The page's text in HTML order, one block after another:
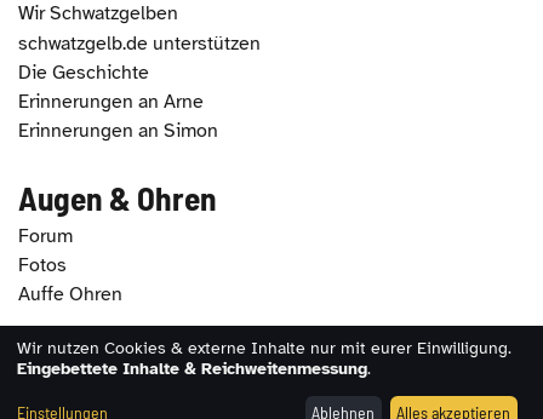
Wir Schwatzgelben
schwatzgelb.de unterstützen
Die Geschichte
Erinnerungen an Arne
Erinnerungen an Simon
Augen & Ohren
Forum
Fotos
Auffe Ohren
2026 - schwatzgelb.de |Impressum|Datenschutz
Wir nutzen Cookies & externe Inhalte nur mit eurer Einwilligung.
Eingebettete Inhalte & Reichweitenmessung.
Einstellungen Ablehnen Alles akzeptieren